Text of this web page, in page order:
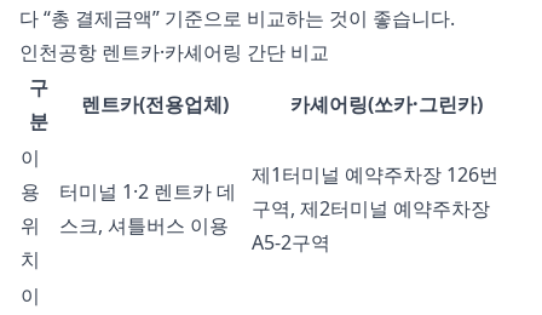
다 “총 결제금액” 기준으로 비교하는 것이 좋습니다.
인천공항 렌트카·카셰어링 간단 비교
구
분
렌트카(전용업체)
카셰어링(쏘카·그린카)
이
용
위
치
터미널 1·2 렌트카 데
스크, 셔틀버스 이용
제1터미널 예약주차장 126번
구역, 제2터미널 예약주차장
A5-2구역
이